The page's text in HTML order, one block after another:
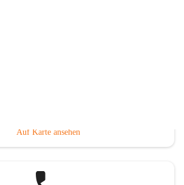
Auf Karte ansehen